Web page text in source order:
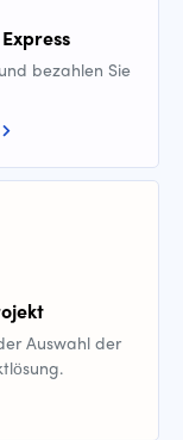
bezahlen Sie
Auswahl der